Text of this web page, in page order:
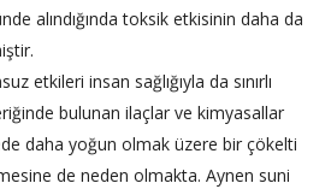
alındığında toksik etkisinin daha da
etkileri insan sağlığıyla da sınırlı
bulunan ilaçlar ve kimyasallar
daha yoğun olmak üzere bir çökelti
de neden olmakta. Aynen suni